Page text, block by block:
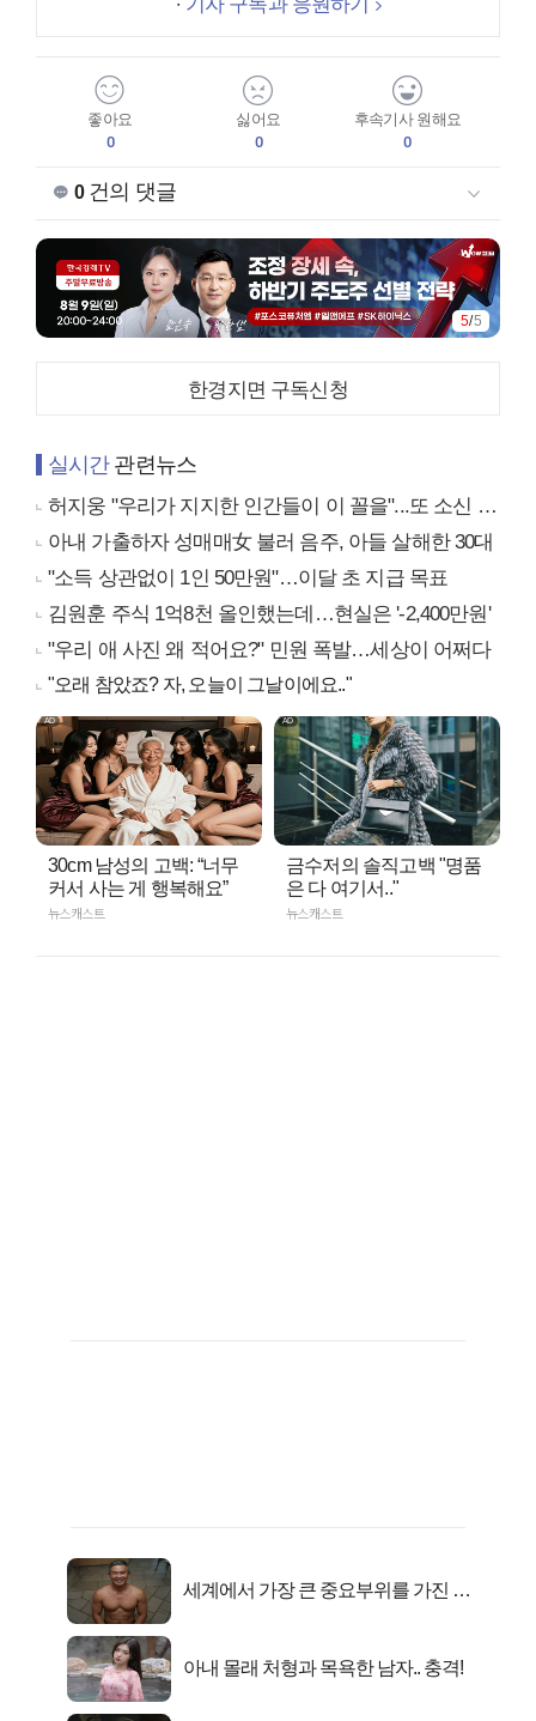
좋아요
0
싫어요
0
후속기사 원해요
0
0건의 댓글
5/5
한경지면 구독신청
실시간관련뉴스
허지웅 "우리가 지지한 인간들이 이 꼴을"...또 소신 발언
아내 가출하자 성매매女 불러 음주, 아들 살해한 30대
"소득 상관없이 1인 50만원"…이달 초 지급 목표
김원훈 주식 1억8천 올인했는데…현실은 '-2,400만원'
"우리 애 사진 왜 적어요?" 민원 폭발…세상이 어쩌다
"오래 참았죠? 자, 오늘이 그날이에요.."
30cm 남성의 고백: “너무
커서 사는 게 행복해요”
뉴스캐스트
금수저의 솔직고백 "명품
은 다 여기서.."
뉴스캐스트
세계에서 가장 큰 중요부위를 가진 남
아내 몰래 처형과 목욕한 남자.. 충격!